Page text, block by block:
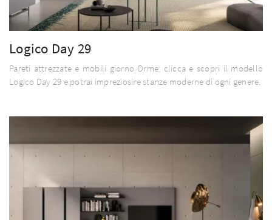
Logico Day 29
Pareti attrezzate e mobili giorno Orme: clicca e scopri il modello
Logico Day 29 e potrai impreziosire stanze moderne di ogni genere.